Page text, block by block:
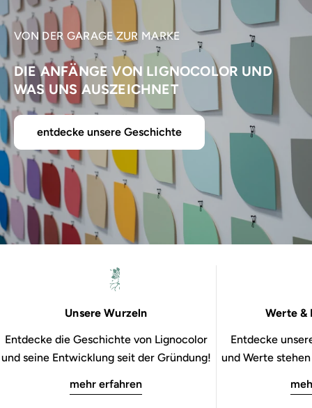
VON DER GARAGE ZUR MARKE
DIE ANFÄNGE VON LIGNOCOLOR UND
WAS UNS AUSZEICHNET
entdecke unsere Geschichte
Unsere Wurzeln
Entdecke die Geschichte von Lignocolor
und seine Entwicklung seit der Gründung!
mehr erfahren
Werte &
Entdecke
und Werte